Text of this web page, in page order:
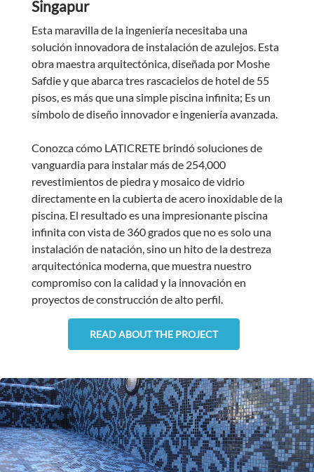
Singapur
Esta maravilla de la ingeniería necesitaba una
solución innovadora de instalación de azulejos. Esta
obra maestra arquitectónica, diseñada por Moshe
Safdie y que abarca tres rascacielos de hotel de 55
pisos, es más que una simple piscina infinita; Es un
símbolo de diseño innovador e ingeniería avanzada.
Conozca cómo LATICRETE brindó soluciones de
vanguardia para instalar más de 254,000
revestimientos de piedra y mosaico de vidrio
directamente en la cubierta de acero inoxidable de la
piscina. El resultado es una impresionante piscina
infinita con vista de 360 grados que no es solo una
instalación de natación, sino un hito de la destreza
arquitectónica moderna, que muestra nuestro
compromiso con la calidad y la innovación en
proyectos de construcción de alto perfil.
READ ABOUT THE PROJECT